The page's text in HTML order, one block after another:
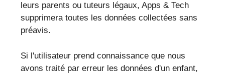
leurs parents ou tuteurs légaux, Apps & Tech
supprimera toutes les données collectées sans
préavis.
Si l'utilisateur prend connaissance que nous
avons traité par erreur les données d'un enfant,